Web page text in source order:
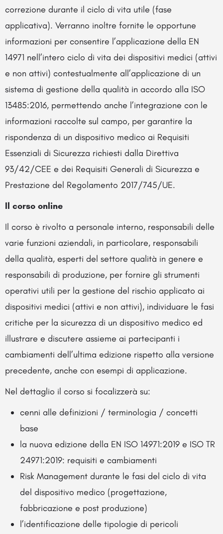
correzione durante il ciclo di vita utile (fase
applicativa). Verranno inoltre fornite le opportune
informazioni per consentire l’applicazione della EN
14971 nell’intero ciclo di vita dei dispositivi medici (attivi
e non attivi) contestualmente all’applicazione di un
sistema di gestione della qualità in accordo alla ISO
13485:2016, permettendo anche l’integrazione con le
informazioni raccolte sul campo, per garantire la
rispondenza di un dispositivo medico ai Requisiti
Essenziali di Sicurezza richiesti dalla Direttiva
93/42/CEE e dei Requisiti Generali di Sicurezza e
Prestazione del Regolamento 2017/745/UE.
Il corso online
Il corso è rivolto a personale interno, responsabili delle
varie funzioni aziendali, in particolare, responsabili
della qualità, esperti del settore qualità in genere e
responsabili di produzione, per fornire gli strumenti
operativi utili per la gestione del rischio applicato ai
dispositivi medici (attivi e non attivi), individuare le fasi
critiche per la sicurezza di un dispositivo medico ed
illustrare e discutere assieme ai partecipanti i
cambiamenti dell’ultima edizione rispetto alla versione
precedente, anche con esempi di applicazione.
Nel dettaglio il corso si focalizzerà su:
cenni alle definizioni / terminologia / concetti
base
la nuova edizione della EN ISO 14971:2019 e ISO TR
24971:2019: requisiti e cambiamenti
Risk Management durante le fasi del ciclo di vita
del dispositivo medico (progettazione,
fabbricazione e post produzione)
l’identificazione delle tipologie di pericoli